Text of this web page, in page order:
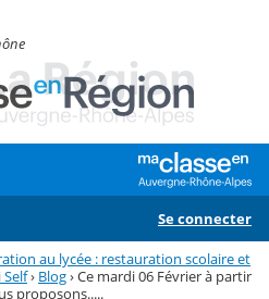
Se connecter
au lycée : restauration scolaire et
› Blog›Ce mardi 06 Février à partir
proposons.....